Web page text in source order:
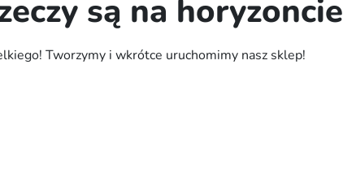
są na horyzoncie
Tworzymy i wkrótce uruchomimy nasz sklep!